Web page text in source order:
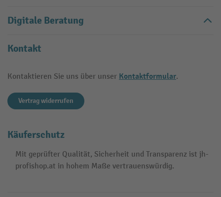
Digitale Beratung
Kontakt
Kontaktieren Sie uns über unser Kontaktformular.
Vertrag widerrufen
Käuferschutz
Mit geprüfter Qualität, Sicherheit und Transparenz ist jh-
profishop.at in hohem Maße vertrauenswürdig.